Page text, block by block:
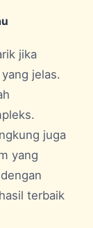
jika
jelas.
juga
yang
terbaik